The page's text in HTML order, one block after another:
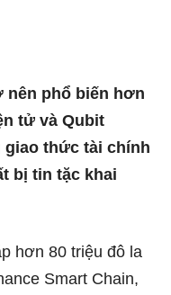
nên phổ biến hơn
tử và Qubit
giao thức tài chính
bị tin tặc khai
hơn 80 triệu đô la
Smart Chain,